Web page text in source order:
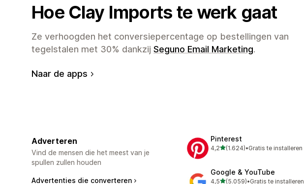
Hoe Clay Imports te werk gaat
Ze verhoogden het conversiepercentage op bestellingen van
tegelstalen met 30% dankzij Seguno Email Marketing.
Naar de apps
Adverteren
Vind de mensen die het meest van je
spullen zullen houden
Advertenties die converteren
Pinterest
4,2van 5 sterren
(1.624)
1624 recensies in totaal
•Gratis te installeren
Google & YouTube
4,5van 5 sterren
(5.059)•Gratis te installeren